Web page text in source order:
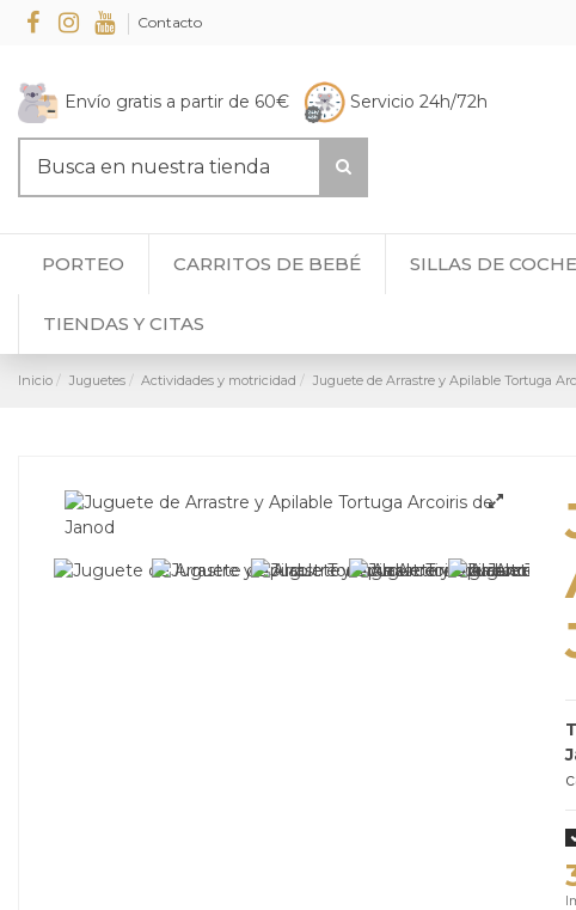
Contacto
Envío gratis a partir de 60€ Servicio 24h/72h
PORTEO CARRITOS DE BEBÉ SILLAS DE COCHE
TIENDAS Y CITAS
Inicio Juguetes Actividades y motricidad Juguete de Arrastre y Apilable Tortuga